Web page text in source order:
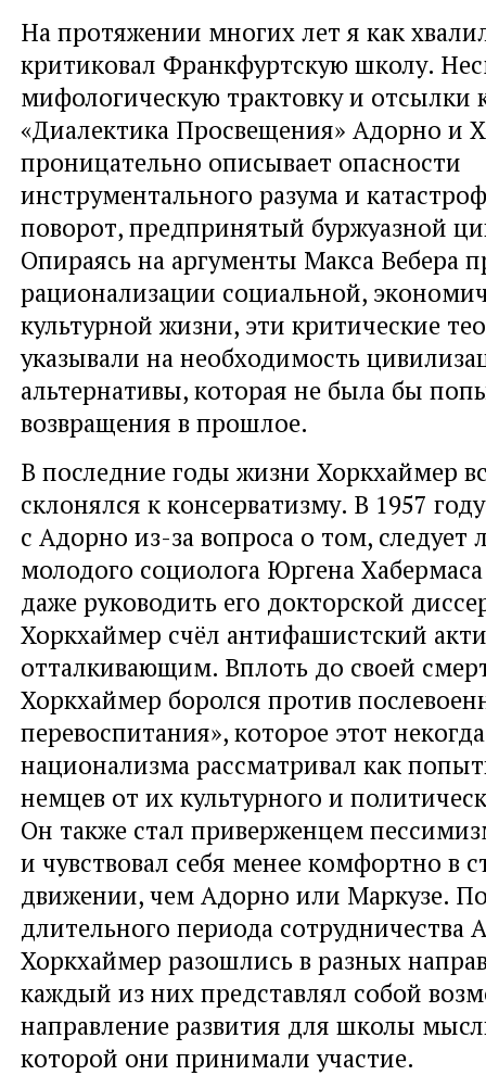
На протяжении многих лет я как
критиковал Франкфуртскую школу.
мифологическую трактовку и отсылки
«Диалектика Просвещения» Адорно и
проницательно описывает опасности
инструментального разума и
поворот, предпринятый буржуазной
Опираясь на аргументы Макса Вебера
рационализации социальной,
культурной жизни, эти критические
указывали на необходимость
альтернативы, которая не была бы
возвращения в прошлое.
В последние годы жизни Хоркхаймер
склонялся к консерватизму. В 1957
с Адорно из-за вопроса о том, следует
молодого социолога Юргена
даже руководить его докторской
Хоркхаймер счёл антифашистский
отталкивающим. Вплоть до своей
Хоркхаймер боролся против
перевоспитания», которое этот
национализма рассматривал как
немцев от их культурного и
Он также стал приверженцем
и чувствовал себя менее комфортно в
движении, чем Адорно или Маркузе.
длительного периода сотрудничества
Хоркхаймер разошлись в разных
каждый из них представлял собой
направление развития для школы
которой они принимали участие.